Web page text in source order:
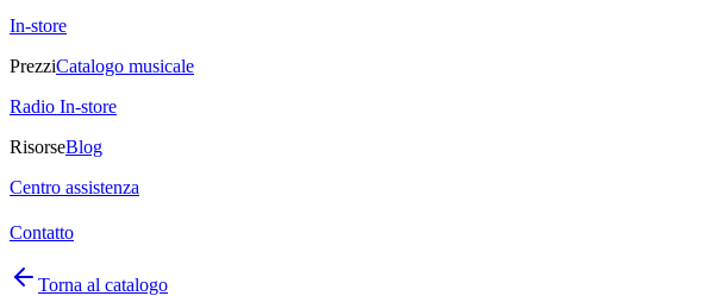
In-store
PrezziCatalogo musicale
Radio In-store
RisorseBlog
Centro assistenza
Contatto
Torna al catalogo